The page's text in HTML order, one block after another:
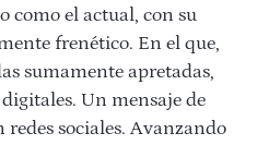
como el actual, con su
frenético. En el que,
sumamente apretadas,
Un mensaje de
sociales. Avanzando